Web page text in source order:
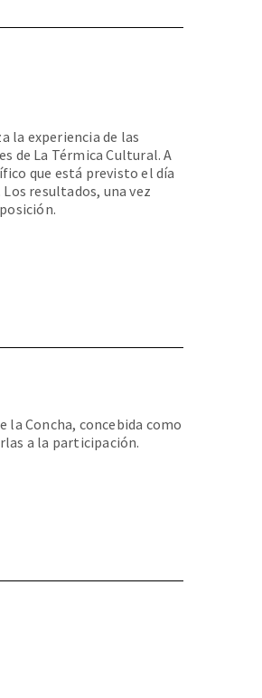
la experiencia de las
de La Térmica Cultural. A
que está previsto el día
resultados, una vez
la Concha, concebida como
a la participación.